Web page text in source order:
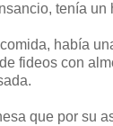
tenía un
había
fideos con
que por su